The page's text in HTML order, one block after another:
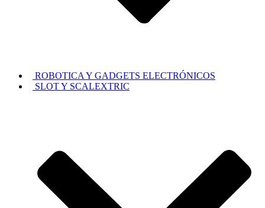
ROBOTICA Y GADGETS ELECTRÓNICOS
SLOT Y SCALEXTRIC